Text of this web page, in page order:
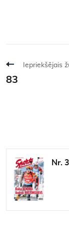
Iepriekšējais
83
Nr.